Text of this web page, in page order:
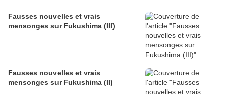
Fausses nouvelles et vrais
mensonges sur Fukushima (III)
Fausses nouvelles et vrais
mensonges sur Fukushima (II)